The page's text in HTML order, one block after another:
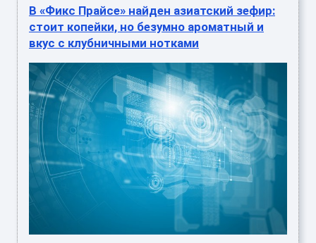
В «Фикс Прайсе» найден азиатский зефир:
стоит копейки, но безумно ароматный и
вкус с клубничными нотками